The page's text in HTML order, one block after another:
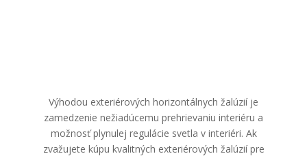
Výhodou exteriérových horizontálnych žalúzií je
zamedzenie nežiadúcemu prehrievaniu interiéru a
možnosť plynulej regulácie svetla v interiéri. Ak
zvažujete kúpu kvalitných exteriérových žalúzií pre